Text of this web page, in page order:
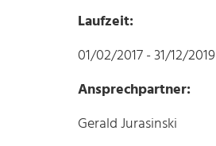
Laufzeit:
01/02/2017 - 31/12/2019
Ansprechpartner:
Gerald Jurasinski